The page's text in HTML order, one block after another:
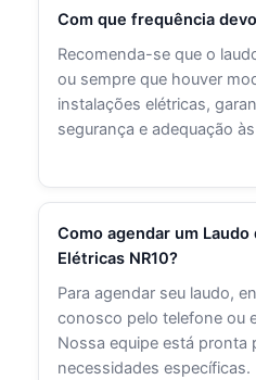
Com que frequência
Recomenda-se que o
ou sempre que houver
instalações elétricas,
segurança e adequação
Como agendar um
Elétricas NR10?
Para agendar seu laudo,
conosco pelo telefone ou
Nossa equipe está pronta
necessidades específicas.